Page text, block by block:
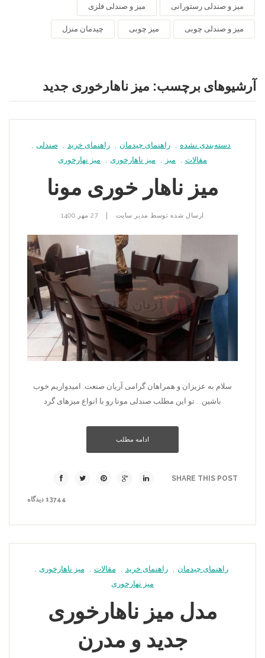
میز و صندلی رستورانی میز و صندلی فلزی
میز و صندلی چوبی میز چوبی چیدمان منزل
آرشیوهای برچسب: میز ناهارخوری جدید
دسته‌بندی نشده راهنمای چیدمان راهنمای خرید صندلی
مقالات
میز میز ناهارخوری میز نهارخوری
میز ناهار خوری مونا
ارسال شده توسط مدیر سایت 27 مهر 1400
سلام به عزیزان و همراهان گرامی آریان صنعت. امیدواریم خوب
باشین. . تو این مطلب صندلی مونا رو با انواع میزهای گرد
ادامه مطلب
SHARE THIS POST
13744 دیدگاه
راهنمای چیدمان , راهنمای خرید , مقالات , میز ناهارخوری ,
میز نهارخوری
مدل میز ناهارخوری
جدید و مدرن